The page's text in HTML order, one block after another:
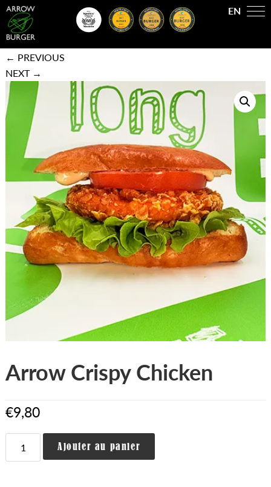
EN
Accueil
/ Arrow Crispy Chicken
← PREVIOUS
NEXT →
Arrow Crispy Chicken
€9,80
Ajouter au panier